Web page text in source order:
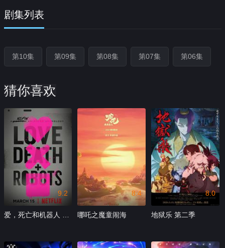
剧集列表
第10集 第09集 第08集 第07集 第06集
猜你喜欢
9.2 8.4
哪吒之魔童闹海
8.0
地狱乐 第二季